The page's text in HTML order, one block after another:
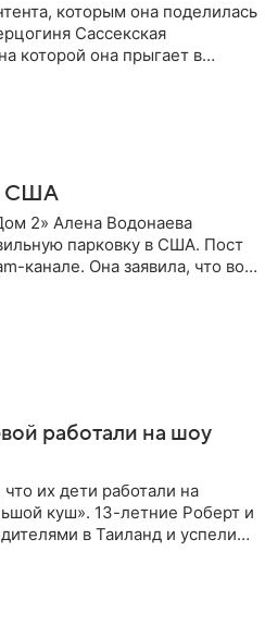
которым она поделилась
Сассекская
которой она прыгает в
США
2» Алена Водонаева
парковку в США. Пост
канале. Она заявила, что во
работали на шоу
их дети работали на
куш». 13-летние Роберт и
в Таиланд и успели